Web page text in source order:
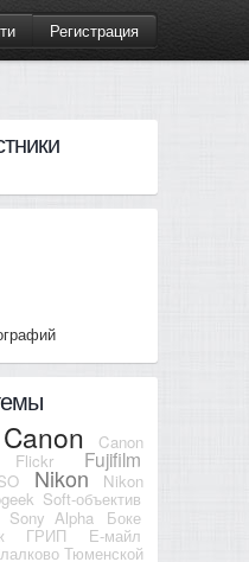
Регистрация
Canon
Canon
Flickr Fujifilm
Nikon Nikon
Soft-объектив
Sony Alpha Боке
ГРИП Е-майл
Тюменской